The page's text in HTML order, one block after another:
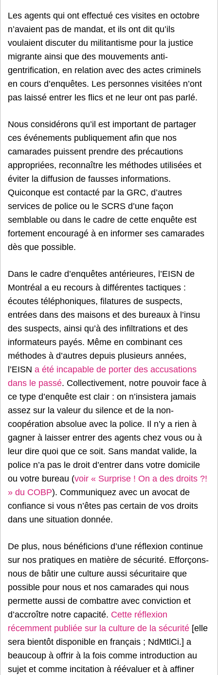
Les agents qui ont effectué ces visites en octobre
n’avaient pas de mandat, et ils ont dit qu’ils
voulaient discuter du militantisme pour la justice
migrante ainsi que des mouvements anti-
gentrification, en relation avec des actes criminels
en cours d’enquêtes. Les personnes visitées n’ont
pas laissé entrer les flics et ne leur ont pas parlé.
Nous considérons qu’il est important de partager
ces événements publiquement afin que nos
camarades puissent prendre des précautions
appropriées, reconnaître les méthodes utilisées et
éviter la diffusion de fausses informations.
Quiconque est contacté par la GRC, d’autres
services de police ou le SCRS d’une façon
semblable ou dans le cadre de cette enquête est
fortement encouragé à en informer ses camarades
dès que possible.
Dans le cadre d’enquêtes antérieures, l’EISN de
Montréal a eu recours à différentes tactiques :
écoutes téléphoniques, filatures de suspects,
entrées dans des maisons et des bureaux à l’insu
des suspects, ainsi qu’à des infiltrations et des
informateurs payés. Même en combinant ces
méthodes à d’autres depuis plusieurs années,
l’EISN a été incapable de porter des accusations
dans le passé. Collectivement, notre pouvoir face à
ce type d’enquête est clair : on n’insistera jamais
assez sur la valeur du silence et de la non-
coopération absolue avec la police. Il n’y a rien à
gagner à laisser entrer des agents chez vous ou à
leur dire quoi que ce soit. Sans mandat valide, la
police n’a pas le droit d’entrer dans votre domicile
ou votre bureau (voir « Surprise ! On a des droits ?!
» du COBP). Communiquez avec un avocat de
confiance si vous n’êtes pas certain de vos droits
dans une situation donnée.
De plus, nous bénéficions d’une réflexion continue
sur nos pratiques en matière de sécurité. Efforçons-
nous de bâtir une culture aussi sécuritaire que
possible pour nous et nos camarades qui nous
permette aussi de combattre avec conviction et
d’accroître notre capacité. Cette réflexion
récemment publiée sur la culture de la sécurité [elle
sera bientôt disponible en français ; NdMtlCi.] a
beaucoup à offrir à la fois comme introduction au
sujet et comme incitation à réévaluer et à affiner